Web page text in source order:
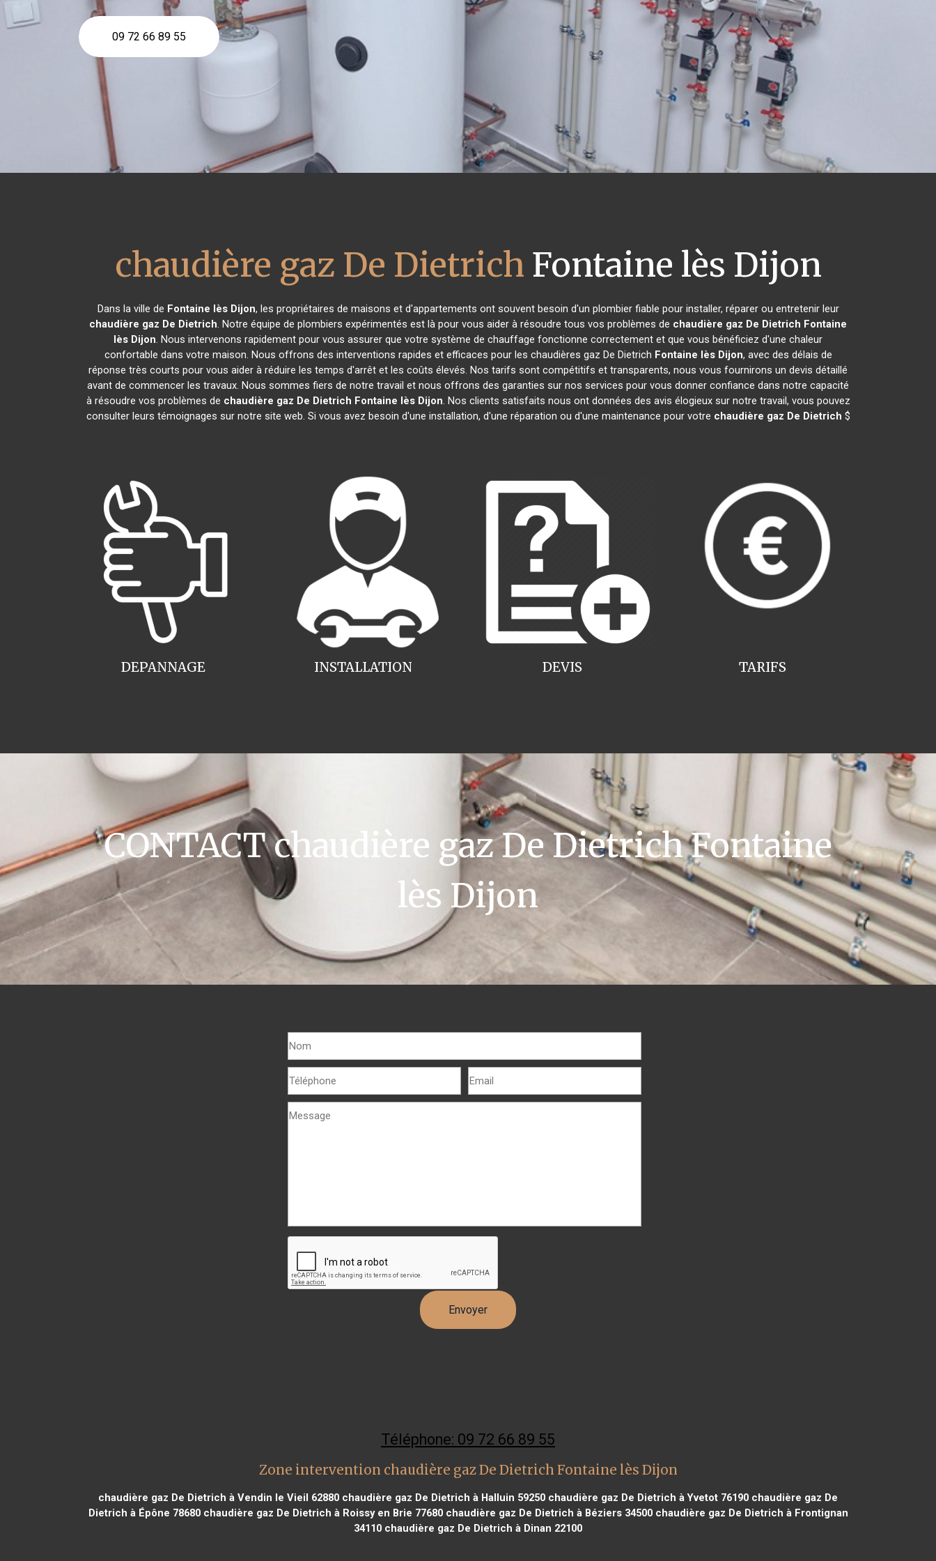
09 72 66 89 55
chaudière gaz De Dietrich Fontaine lès Dijon
Dans la ville de Fontaine lès Dijon, les propriétaires de maisons et d'appartements ont souvent besoin d'un plombier fiable pour installer, réparer ou entretenir leur
chaudière gaz De Dietrich. Notre équipe de plombiers expérimentés est là pour vous aider à résoudre tous vos problèmes de chaudière gaz De Dietrich Fontaine
lès Dijon. Nous intervenons rapidement pour vous assurer que votre système de chauffage fonctionne correctement et que vous bénéficiez d'une chaleur
confortable dans votre maison. Nous offrons des interventions rapides et efficaces pour les chaudières gaz De Dietrich Fontaine lès Dijon, avec des délais de
réponse très courts pour vous aider à réduire les temps d'arrêt et les coûts élevés. Nos tarifs sont compétitifs et transparents, nous vous fournirons un devis détaillé
avant de commencer les travaux. Nous sommes fiers de notre travail et nous offrons des garanties sur nos services pour vous donner confiance dans notre capacité
à résoudre vos problèmes de chaudière gaz De Dietrich Fontaine lès Dijon. Nos clients satisfaits nous ont données des avis élogieux sur notre travail, vous pouvez
consulter leurs témoignages sur notre site web. Si vous avez besoin d'une installation, d'une réparation ou d'une maintenance pour votre chaudière gaz De Dietrich $
INSTALLATION
DEPANNAGE TARIFS
DEVIS
CONTACT chaudière gaz De Dietrich Fontaine
lès Dijon
Téléphone: 09 72 66 89 55
Zone intervention chaudière gaz De Dietrich Fontaine lès Dijon
chaudière gaz De Dietrich à Vendin le Vieil 62880 chaudière gaz De Dietrich à Halluin 59250 chaudière gaz De Dietrich à Yvetot 76190 chaudière gaz De
Dietrich à Épône 78680chaudière gaz De Dietrich à Roissy en Brie 77680chaudière gaz De Dietrich à Béziers 34500chaudière gaz De Dietrich à Frontignan
34110 chaudière gaz De Dietrich à Dinan 22100